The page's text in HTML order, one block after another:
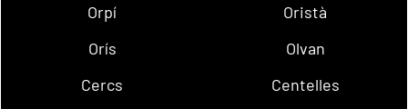
Orpí
Oristà
Orís
Olvan
Cercs
Centelles